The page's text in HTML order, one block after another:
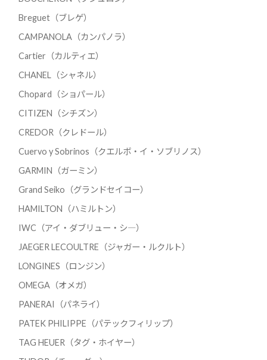
Breguet（ブレゲ）
CAMPANOLA（カンパノラ）
Cartier（カルティエ）
CHANEL（シャネル）
Chopard（ショパール）
CITIZEN（シチズン）
CREDOR（クレドール）
Cuervo y Sobrinos（クエルボ・イ・ソブリノス）
GARMIN（ガーミン）
Grand Seiko（グランドセイコー）
HAMILTON（ハミルトン）
IWC（アイ・ダブリュー・シ―）
JAEGER LECOULTRE（ジャガー・ルクルト）
LONGINES（ロンジン）
OMEGA（オメガ）
PANERAI（パネライ）
PATEK PHILIPPE（パテックフィリップ）
TAG HEUER（タグ・ホイヤー）